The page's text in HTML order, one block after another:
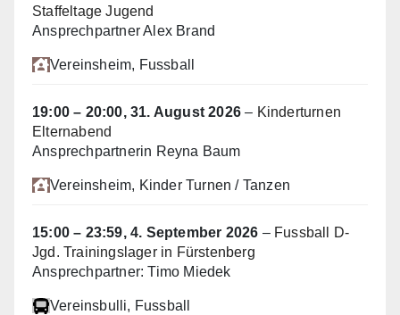
Staffeltage Jugend
Ansprechpartner Alex Brand
Vereinsheim, Fussball
19:00 – 20:00,31. August 2026 – Kinderturnen
Elternabend
Ansprechpartnerin Reyna Baum
Vereinsheim, Kinder Turnen / Tanzen
15:00 – 23:59,4. September 2026 – Fussball D-
Jgd. Trainingslager in Fürstenberg
Ansprechpartner: Timo Miedek
Vereinsbulli, Fussball